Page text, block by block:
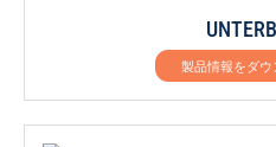
製品情報をダウ